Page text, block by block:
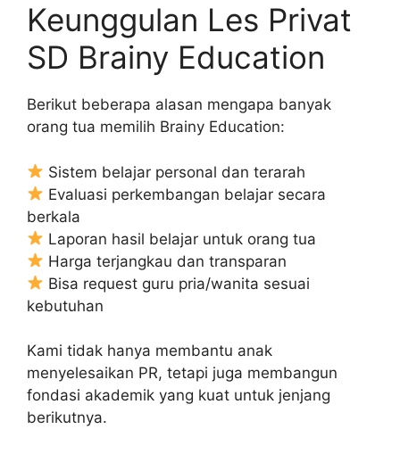
Keunggulan Les Privat
SD Brainy Education
Berikut beberapa alasan mengapa banyak
orang tua memilih Brainy Education:
Sistem belajar personal dan terarah
Evaluasi perkembangan belajar secara
berkala
Laporan hasil belajar untuk orang tua
Harga terjangkau dan transparan
Bisa request guru pria/wanita sesuai
kebutuhan
Kami tidak hanya membantu anak
menyelesaikan PR, tetapi juga membangun
fondasi akademik yang kuat untuk jenjang
berikutnya.